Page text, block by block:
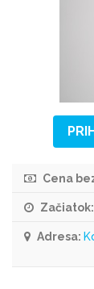
Cena
Začiatok:
Adresa: